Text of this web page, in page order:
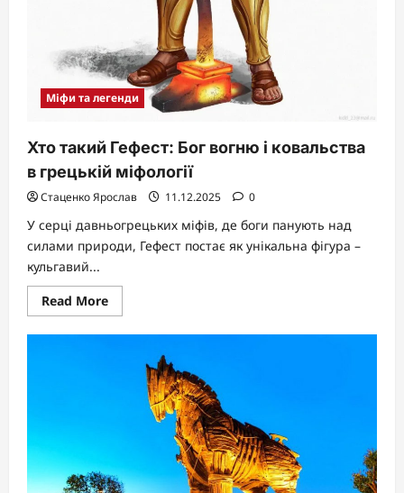
Міфи та легенди
Хто такий Гефест: Бог вогню і ковальства
в грецькій міфології
Стаценко Ярослав 11.12.2025 0
У серці давньогрецьких міфів, де боги панують над
силами природи, Гефест постає як унікальна фігура –
кульгавий...
Read MoreRead
more
Хто
Гефест:
вогню
ковальства